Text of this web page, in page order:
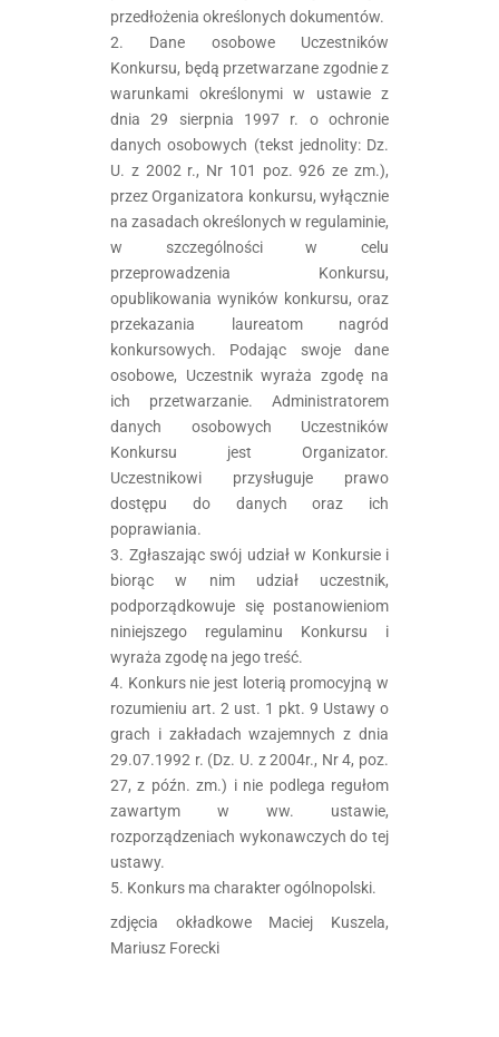
przedłożenia określonych dokumentów.
2. Dane osobowe Uczestników
Konkursu, będą przetwarzane zgodnie z
warunkami określonymi w ustawie z
dnia 29 sierpnia 1997 r. o ochronie
danych osobowych (tekst jednolity: Dz.
U. z 2002 r., Nr 101 poz. 926 ze zm.),
przez Organizatora konkursu, wyłącznie
na zasadach określonych w regulaminie,
w szczególności w celu
przeprowadzenia Konkursu,
opublikowania wyników konkursu, oraz
przekazania laureatom nagród
konkursowych. Podając swoje dane
osobowe, Uczestnik wyraża zgodę na
ich przetwarzanie. Administratorem
danych osobowych Uczestników
Konkursu jest Organizator.
Uczestnikowi przysługuje prawo
dostępu do danych oraz ich
poprawiania.
3. Zgłaszając swój udział w Konkursie i
biorąc w nim udział uczestnik,
podporządkowuje się postanowieniom
niniejszego regulaminu Konkursu i
wyraża zgodę na jego treść.
4. Konkurs nie jest loterią promocyjną w
rozumieniu art. 2 ust. 1 pkt. 9 Ustawy o
grach i zakładach wzajemnych z dnia
29.07.1992 r. (Dz. U. z 2004r., Nr 4, poz.
27, z późn. zm.) i nie podlega regułom
zawartym w ww. ustawie,
rozporządzeniach wykonawczych do tej
ustawy.
5. Konkurs ma charakter ogólnopolski.
zdjęcia okładkowe Maciej Kuszela,
Mariusz Forecki